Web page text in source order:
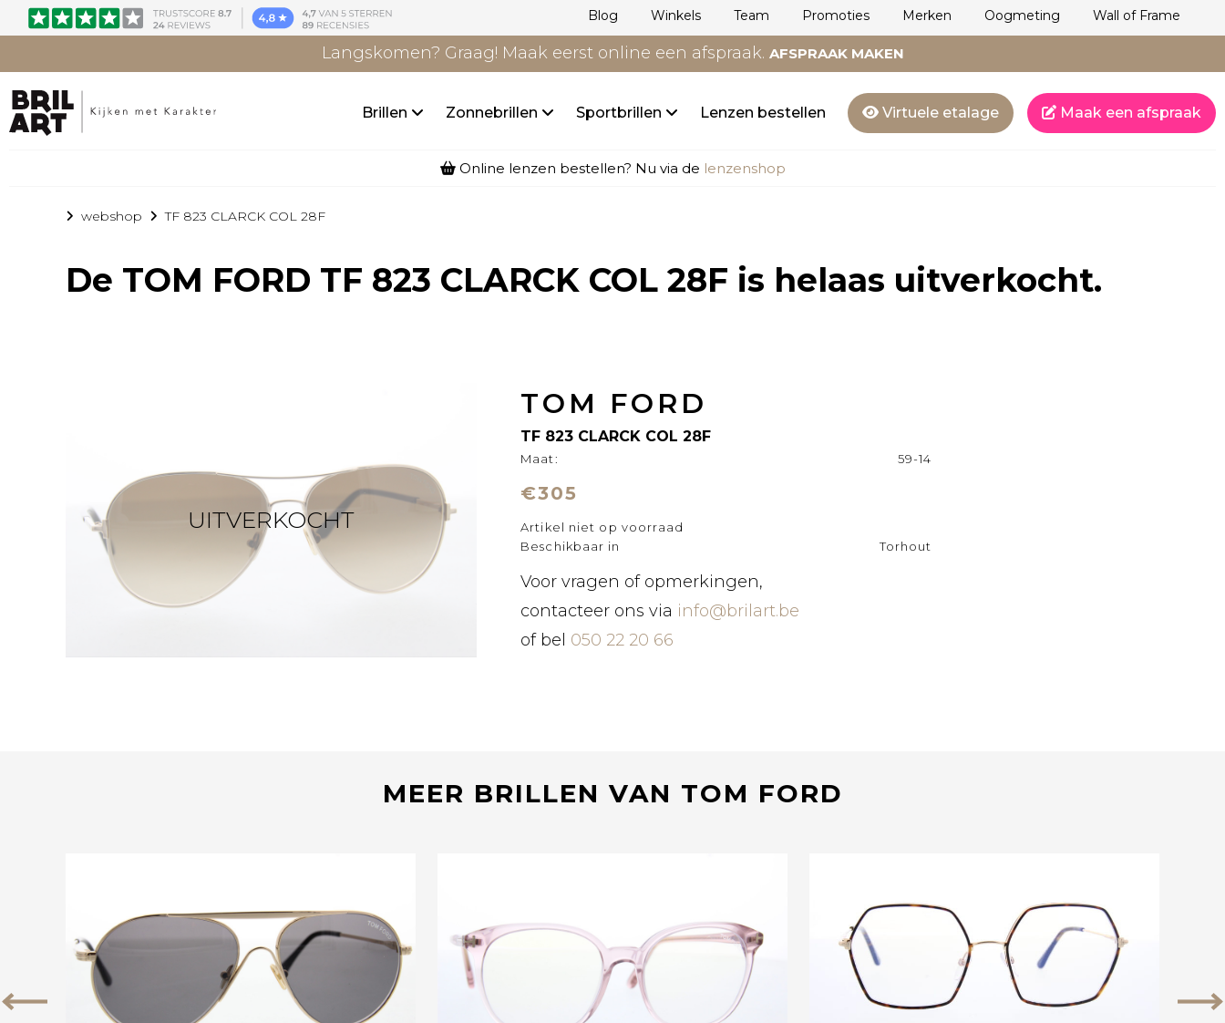
Blog Winkels Team Promoties Merken Oogmeting Wall of Frame
Langskomen? Graag! Maak eerst online een afspraak. AFSPRAAK MAKEN
Brillen Zonnebrillen Sportbrillen Lenzen bestellen Virtuele etalage Maak een afspraak
Online lenzen bestellen? Nu via de lenzenshop
webshop TF 823 CLARCK COL 28F
De TOM FORD TF 823 CLARCK COL 28F is helaas uitverkocht.
UITVERKOCHT
TOM FORD
TF 823 CLARCK COL 28F
Maat: 59-14
€305
Artikel niet op voorraad
Beschikbaar in
Torhout
Voor vragen of opmerkingen,
contacteer ons via info@brilart.be
of bel 050 22 20 66
MEER BRILLEN VAN TOM FORD
Vorige
Bekijk deze bril